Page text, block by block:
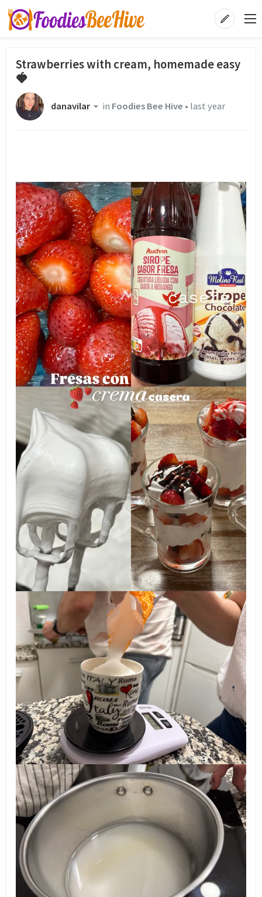
Strawberries with cream, homemade easy
🍓
danavilar in Foodies Bee Hive • last year